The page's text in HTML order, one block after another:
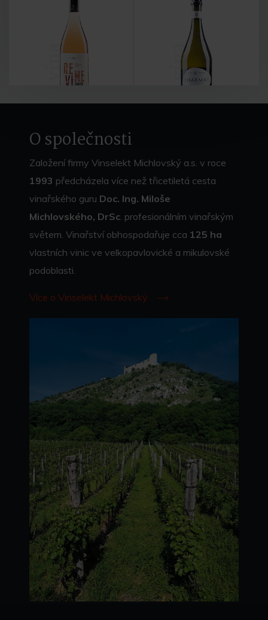
vína vína
O společnosti
Založení firmy Vinselekt Michlovský a.s. v roce
1993 předcházela více než třicetiletá cesta
vinařského guru Doc. Ing. Miloše
Michlovského, DrSc. profesionálním vinařským
světem. Vinařství obhospodařuje cca 125 ha
vlastních vinic ve velkopavlovické a mikulovské
podoblasti.
Více o Vinselekt Michlovský